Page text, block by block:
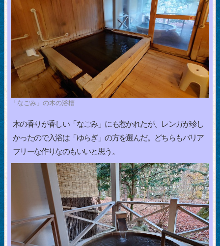
「なごみ」の木の浴槽
木の香りが香しい「なごみ」にも惹かれたが、レンガが珍し
かったので入浴は「ゆらぎ」の方を選んだ。どちらもバリア
フリーな作りなのもいいと思う。